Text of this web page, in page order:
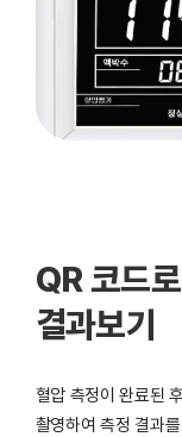
QR 코드
결과보기
혈압 측정이 완료된
촬영하여 측정 결과